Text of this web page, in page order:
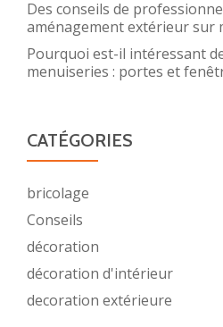
Des conseils de
aménagement extérieur sur
Pourquoi est-il intéressant
menuiseries : portes et
CATÉGORIES
bricolage
Conseils
décoration
décoration d'intérieur
decoration extérieure